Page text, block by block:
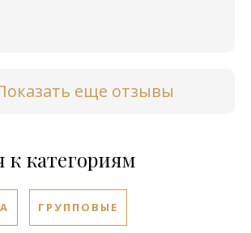
еще отзывы
к категориям
ГРУППОВЫЕ